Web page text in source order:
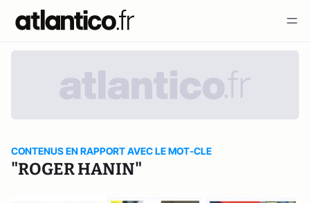
CONTENUS EN RAPPORT AVEC LE MOT-CLE
"ROGER HANIN"